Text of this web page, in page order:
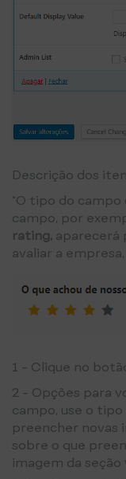
Descrição dos
*O tipo do
campo, por
rating, aparecerá
avaliar a
1 - Clique no
2 - Opções para
campo, use o
preencher novas
sobre o que
imagem da seção